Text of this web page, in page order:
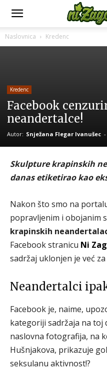
Naslovnica Kredenc
Kredenc
Facebook
neandertalce!
Autor: Snježana Flegar Ivanušec -
Skulpture krapinskih
danas etiketirao kao
Nakon što smo na
popravljenim i obojanim
krapinskih
Facebook stranicu Ni
sadržaj uklonjen je već
Neandertalci
Facebook je, naime,
kategoriji sadržaja na toj
naslovna fotografija, na
Hušnjakova, prikazuje
seksulanu aktivnost!?